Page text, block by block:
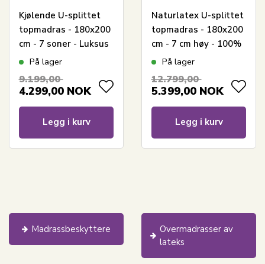
Kjølende U-splittet
topmadras - 180x200
cm - 7 soner - Luksus
memoryskum
SLEEP TECH By Borg
På lager
9.199,00
4.299,00 NOK
Legg i kurv
Naturlatex U-splittet
topmadras - 180x200
cm - 7 cm høy - 100%
Talalay naturlatex -
På lager
12.799,00
5.399,00 NOK
Legg i kurv
Madrassbeskyttere
Overmadrasser av
lateks